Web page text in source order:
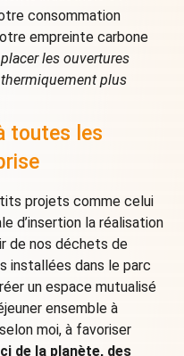
consommation
empreinte carbone
les ouvertures
plus
toutes les
projets comme celui
d’insertion la réalisation
de nos déchets de
installées dans le parc
un espace mutualisé
ensemble à
moi, à favoriser
de la planète, des